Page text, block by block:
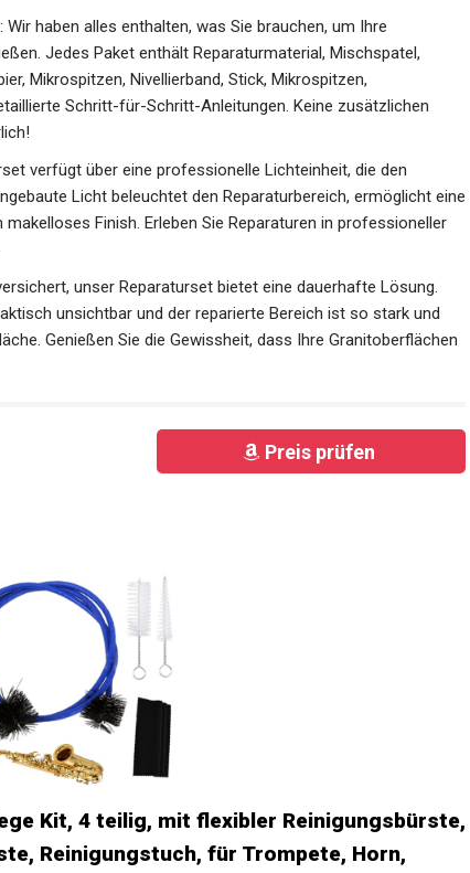
haben alles enthalten, was Sie brauchen, um Ihre
Jedes Paket enthält Reparaturmaterial, Mischspatel,
Mikrospitzen, Nivellierband, Stick, Mikrospitzen,
Schritt-für-Schritt-Anleitungen. Keine zusätzlichen
verfügt über eine professionelle Lichteinheit, die den
Licht beleuchtet den Reparaturbereich, ermöglicht
ein makelloses Finish. Erleben Sie Reparaturen in
vier Wänden.
unser Reparaturset bietet eine dauerhafte Lösung.
unsichtbar und der reparierte Bereich ist so stark und
Genießen Sie die Gewissheit, dass Ihre
Preis prüfen
Kit, 4 teilig, mit flexibler
Ventilbürste, Reinigungstuch, für